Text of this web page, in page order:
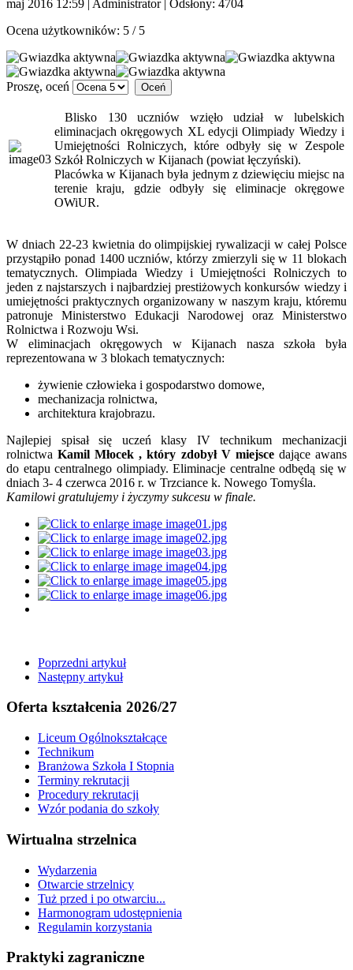
maj 2016 12:59 Administrator| Odsłony: 4704
Ocena użytkowników: 5 / 5
Proszę, oceń
Blisko 130 uczniów wzięło udział w lubelskich
eliminacjach okręgowych XL edycji Olimpiady Wiedzy i
Umiejętności Rolniczych, które odbyły się w Zespole
Szkół Rolniczych w Kijanach (powiat łęczyński).
Placówka w Kijanach była jednym z dziewięciu miejsc na
terenie kraju, gdzie odbyły się eliminacje okręgowe
OWiUR.
W dniach 22-23 kwietnia do olimpijskiej rywalizacji w całej Polsce
przystąpiło ponad 1400 uczniów, którzy zmierzyli się w 11 blokach
tematycznych.Olimpiada Wiedzy i Umiejętności Rolniczych to
jeden z najstarszych i najbardziej prestiżowych konkursów wiedzy i
umiejętności praktycznych organizowany w naszym kraju, któremu
patronuje Ministerstwo Edukacji Narodowej oraz Ministerstwo
Rolnictwa i Rozwoju Wsi.
W eliminacjach okręgowych w Kijanach nasza szkoła była
reprezentowana w 3 blokach tematycznych:
żywienie człowieka i gospodarstwo domowe,
mechanizacja rolnictwa,
architektura krajobrazu.
Najlepiej spisał się uczeń klasy IV technikum mechanizacji
rolnictwaKamil Młocek , który zdobył V miejscedające awans
do etapu centralnego olimpiady. Eliminacje centralne odbędą się w
dniach 3- 4 czerwca 2016 r. w Trzciance k. Nowego Tomyśla.
Kamilowi gratulujemy i życzymy sukcesu w finale.
Poprzedni artykuł
Następny artykuł
Oferta kształcenia 2026/27
Liceum Ogólnokształcące
Technikum
Branżowa Szkoła I Stopnia
Terminy rekrutacji
Procedury rekrutacji
Wzór podania do szkoły
Wirtualna strzelnica
Wydarzenia
Otwarcie strzelnicy
Tuż przed i po otwarciu...
Harmonogram udostępnienia
Regulamin korzystania
Praktyki zagraniczne